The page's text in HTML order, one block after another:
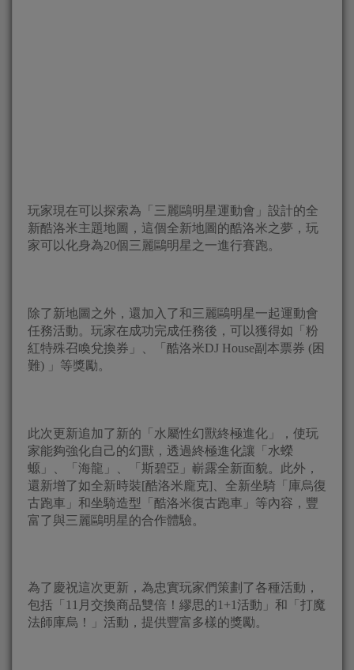
玩家現在可以探索為「三麗鷗明星運動會」設計的全
新酷洛米主題地圖，這個全新地圖的酷洛米之夢，玩
家可以化身為20個三麗鷗明星之一進行賽跑。
除了新地圖之外，還加入了和三麗鷗明星一起運動會
任務活動。玩家在成功完成任務後，可以獲得如「粉
紅特殊召喚兌換券」、「酷洛米DJ House副本票券 (困
難) 」等獎勵。
此次更新追加了新的「水屬性幻獸終極進化」，使玩
家能夠強化自己的幻獸，透過終極進化讓「水蠑
螈」、「海龍」、「斯碧亞」嶄露全新面貌。此外，
還新增了如全新時裝[酷洛米龐克]、全新坐騎「庫烏復
古跑車」和坐騎造型「酷洛米復古跑車」等內容，豐
富了與三麗鷗明星的合作體驗。
為了慶祝這次更新，為忠實玩家們策劃了各種活動，
包括「11月交換商品雙倍！繆思的1+1活動」和「打魔
法師庫烏！」活動，提供豐富多樣的獎勵。